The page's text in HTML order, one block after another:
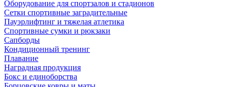
Оборудование для спортзалов и стадионов
Сетки спортивные заградительные
Пауэрлифтинг и тяжелая атлетика
Спортивные сумки и рюкзаки
Сапборды
Кондиционный тренинг
Плавание
Наградная продукция
Бокс и единоборства